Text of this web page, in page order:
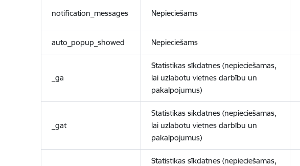
notification_messages Nepieciešams
auto_popup_showed Nepieciešams
_ga
Statistikas sīkdatnes (nepieciešamas,
lai uzlabotu vietnes darbību un
pakalpojumus)
_gat
Statistikas sīkdatnes (nepieciešamas,
lai uzlabotu vietnes darbību un
pakalpojumus)
Statistikas sīkdatnes (nepieciešamas,